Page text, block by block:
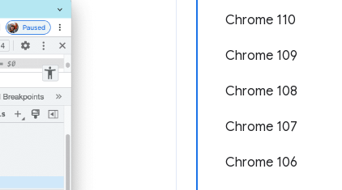
Chrome 110
Chrome 109
Chrome 108
Chrome 107
Chrome 106